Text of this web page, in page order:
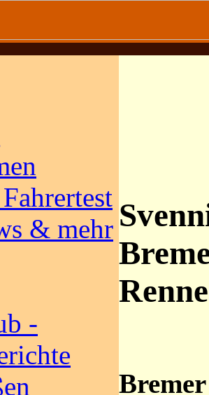
& mehr
-
Bremer